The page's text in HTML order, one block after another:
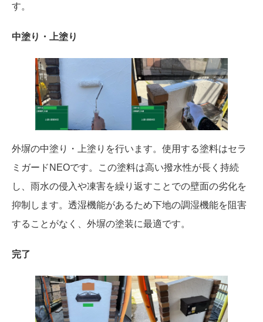
す。
中塗り・上塗り
外塀の中塗り・上塗りを行います。使用する塗料はセラ
ミガードNEOです。この塗料は高い撥水性が長く持続
し、雨水の侵入や凍害を繰り返すことでの壁面の劣化を
抑制します。透湿機能があるため下地の調湿機能を阻害
することがなく、外塀の塗装に最適です。
完了